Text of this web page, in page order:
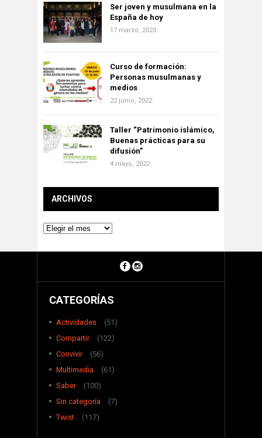
Ser joven y musulmana en la
España de hoy
17 marzo, 2023
Curso de formación:
Personas musulmanas y
medios
22 junio, 2022
Taller “Patrimonio islámico,
Buenas prácticas para su
difusión”
4 mayo, 2022
ARCHIVOS
Archivos
CATEGORÍAS
Actividades
(51)
Compartir
(122)
Convivir
(56)
Multimedia
(61)
Saber
(100)
Sin categoría
(7)
Twist
(117)